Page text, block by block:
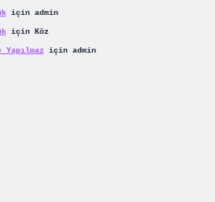
için admin
için Köz
Yapılmaziçin admin